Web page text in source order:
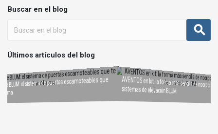
Buscar en el blog
Últimos artículos del blog
REVEGO de BLUM: el sistema de puertas escamoteables que
AVENTOS en kit: la forma más sencilla de incorporar
Interruptores KINETIC para iluminación: cómo elegir la configuración adecuada
Condena con llave: una solución inteligente y segura sin